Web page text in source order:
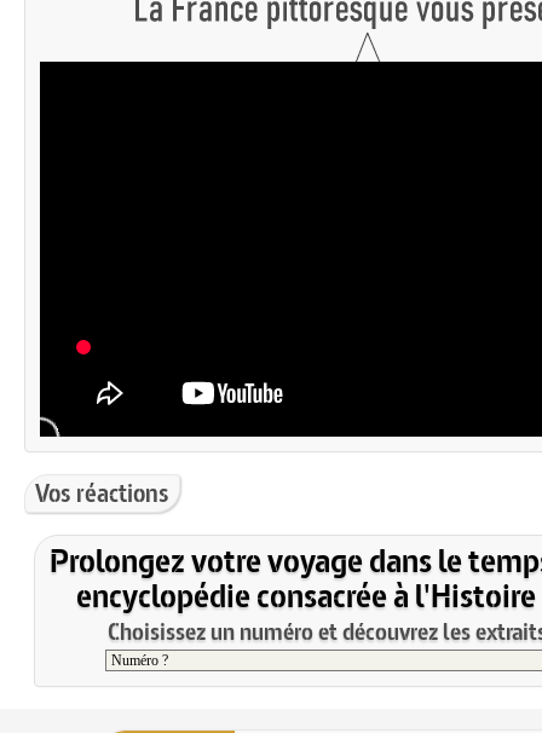
Vos réactions
Prolongez votre voyage dans le
encyclopédie consacrée à l'Histoire
Choisissez un numéro et découvrez les